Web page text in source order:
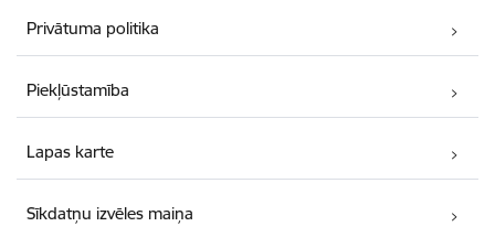
Privātuma politika
Piekļūstamība
Lapas karte
Sīkdatņu izvēles maiņa